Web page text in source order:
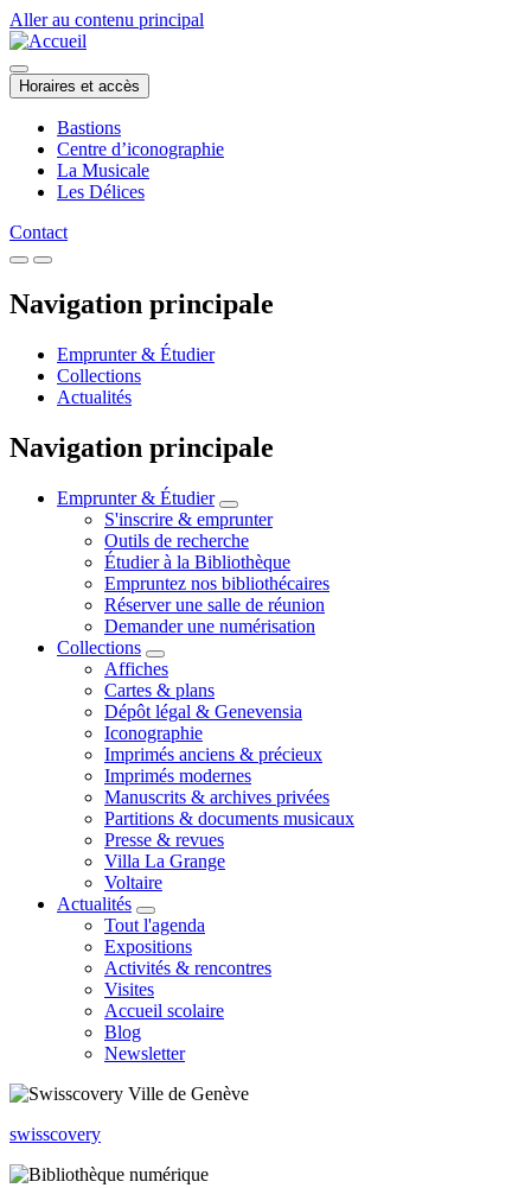
Aller au contenu principal
Horaires et accès
Bastions
Centre d’iconographie
La Musicale
Les Délices
Contact
Navigation principale
Emprunter & Étudier
Collections
Actualités
Navigation principale
Emprunter & Étudier
S'inscrire & emprunter
Outils de recherche
Étudier à la Bibliothèque
Empruntez nos bibliothécaires
Réserver une salle de réunion
Demander une numérisation
Collections
Affiches
Cartes & plans
Dépôt légal & Genevensia
Iconographie
Imprimés anciens & précieux
Imprimés modernes
Manuscrits & archives privées
Partitions & documents musicaux
Presse & revues
Villa La Grange
Voltaire
Actualités
Tout l'agenda
Expositions
Activités & rencontres
Visites
Accueil scolaire
Blog
Newsletter
swisscovery